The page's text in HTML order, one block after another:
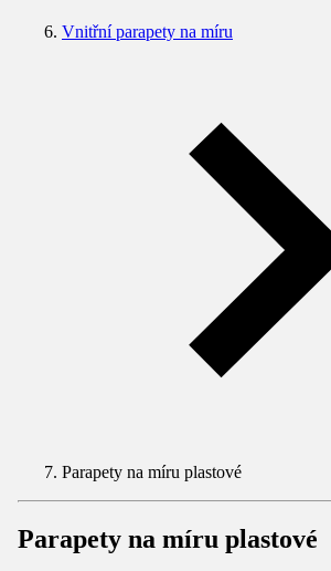
Vnitřní parapety na míru
Parapety na míru plastové
Parapety na míru plastové